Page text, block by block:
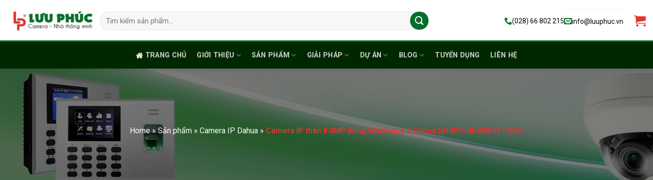
content
Tìm
kiếm:
(028) 66 802 215 info@luuphuc.vn
TRANG CHỦ GIỚI THIỆU SẢN PHẨM GIẢI PHÁP DỰ ÁN BLOG TUYỂN DỤNG LIÊN HỆ
Home»Sản phẩm » Camera IP Dahua » Camera IP thân 8.0MP dòng WizSense 2 Dahua DH-IPC-HFW2841T-ZAS